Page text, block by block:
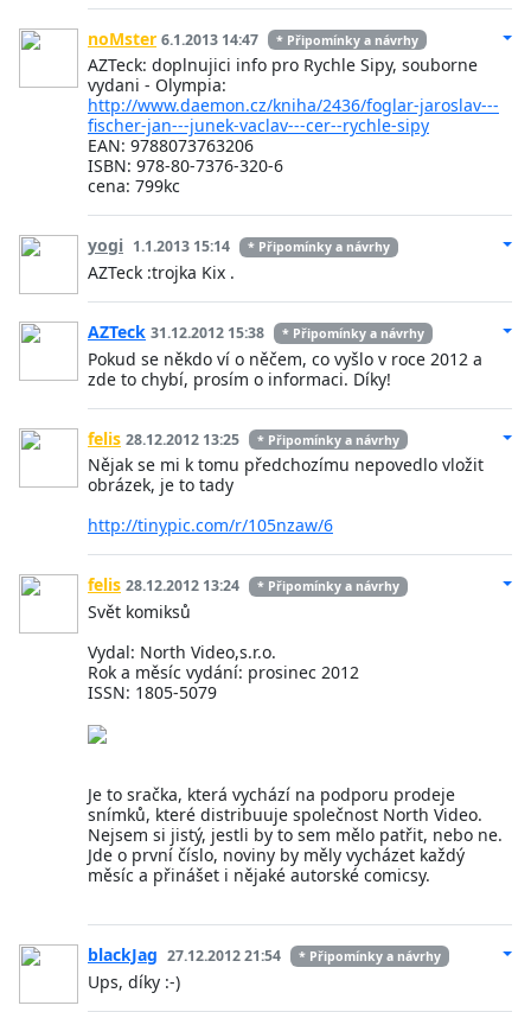
noMster 6.1.2013 14:47 * Připomínky a návrhy
AZTeck: doplnujici info pro Rychle Sipy, souborne
vydani - Olympia:
http://www.daemon.cz/kniha/2436/foglar-jaroslav---
fischer-jan---junek-vaclav---cer--rychle-sipy
EAN: 9788073763206
ISBN: 978-80-7376-320-6
cena: 799kc
yogi 1.1.2013 15:14 * Připomínky a návrhy
AZTeck :trojka Kix .
AZTeck 31.12.2012 15:38 * Připomínky a návrhy
Pokud se někdo ví o něčem, co vyšlo v roce 2012 a
zde to chybí, prosím o informaci. Díky!
felis 28.12.2012 13:25 * Připomínky a návrhy
Nějak se mi k tomu předchozímu nepovedlo vložit
obrázek, je to tady
http://tinypic.com/r/105nzaw/6
felis 28.12.2012 13:24 * Připomínky a návrhy
Svět komiksů
Vydal: North Video,s.r.o.
Rok a měsíc vydání: prosinec 2012
ISSN: 1805-5079
Je to sračka, která vychází na podporu prodeje
snímků, které distribuuje společnost North Video.
Nejsem si jistý, jestli by to sem mělo patřit, nebo ne.
Jde o první číslo, noviny by měly vycházet každý
měsíc a přinášet i nějaké autorské comicsy.
blackJag 27.12.2012 21:54 * Připomínky a návrhy
Ups, díky :-)